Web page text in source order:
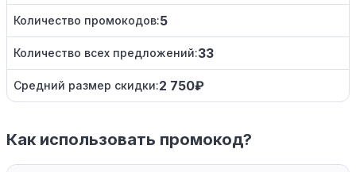
Количество промокодов:5
Количество всех предложений:33
Средний размер скидки:2 750₽
Как использовать промокод?